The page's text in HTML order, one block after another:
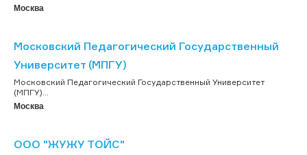
Москва
Московский Педагогический Государственный
Университет (МПГУ)
Московский Педагогический Государственный Университет
(МПГУ)...
Москва
ООО "ЖУЖУ ТОЙС"